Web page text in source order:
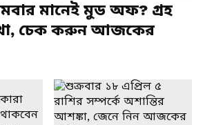
মানেই মুড অফ? গ্রহ
চেক করুন আজকের